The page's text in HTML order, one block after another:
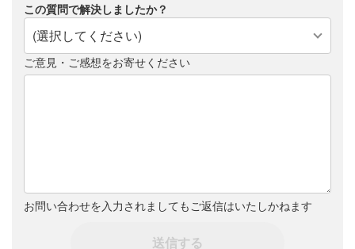
この質問で解決しましたか？
(選択してください)
ご意見・ご感想をお寄せください
お問い合わせを入力されましてもご返信はいたしかねます
送信する